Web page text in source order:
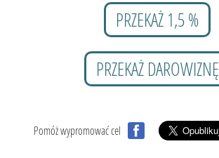
PRZEKAŻ 1,5 %
PRZEKAŻ DAROWIZNĘ
Pomóż wypromować cel